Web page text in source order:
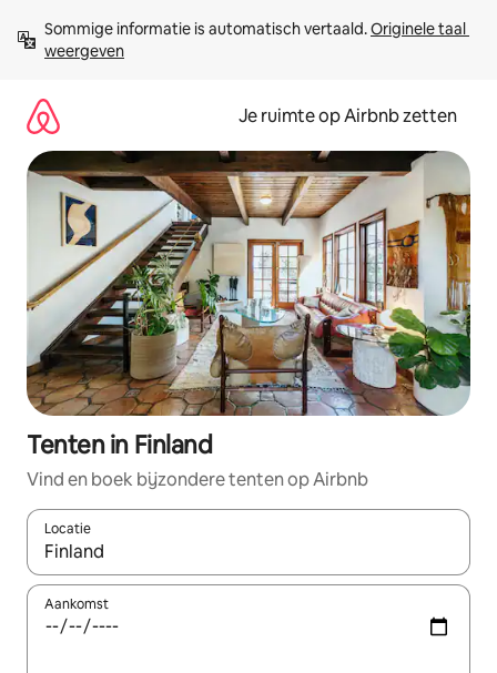
direct
naar
Sommige informatie is automatisch vertaald. Originele taal
weergeven
Je ruimte op Airbnb zetten
Tenten in Finland
Vind en boek bijzondere tenten op Airbnb
Locatie
Wanneer er suggesties beschikbaar zijn, maak je een keuze
Aankomst